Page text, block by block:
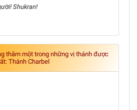
Shukran!
thăm một trong những vị thánh được
Thánh Charbel